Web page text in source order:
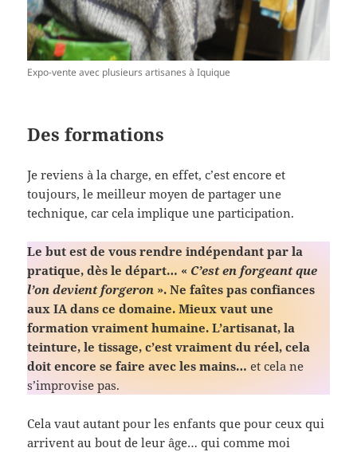
Expo-vente avec plusieurs artisanes à Iquique
Des formations
Je reviens à la charge, en effet, c’est encore et
toujours, le meilleur moyen de partager une
technique, car cela implique une participation.
Le but est de vous rendre indépendant par la
pratique, dès le départ… « C’est en forgeant que
l’on devient forgeron ». Ne faîtes pas confiances
aux IA dans ce domaine. Mieux vaut une
formation vraiment humaine. L’artisanat, la
teinture, le tissage, c’est vraiment du réel, cela
doit encore se faire avec les mains… et cela ne
s’improvise pas.
Cela vaut autant pour les enfants que pour ceux qui
arrivent au bout de leur âge… qui comme moi